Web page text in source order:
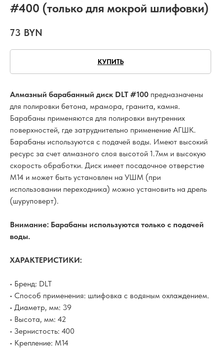
#400 (только для мокрой шлифовки)
73 BYN
КУПИТЬ
Алмазный барабанный диск DLT #100 предназначены
для полировки бетона, мрамора, гранита, камня.
Барабаны применяются для полировки внутренних
поверхностей, где затруднительно применение АГШК.
Барабаны используются с подачей воды. Имеют высокий
ресурс за счет алмазного слоя высотой 1.7мм и высокую
скорость обработки. Диск имеет посадочное отверстие
М14 и может быть установлен на УШМ (при
использовании переходника) можно установить на дрель
(шуруповерт).
Внимание: Барабаны используются только с подачей
воды.
ХАРАКТЕРИСТИКИ:
• Бренд: DLT
• Способ применения: шлифовка с водяным охлаждением.
• Диаметр, мм: 39
• Высота, мм: 42
• Зернистость: 400
• Крепление: М14